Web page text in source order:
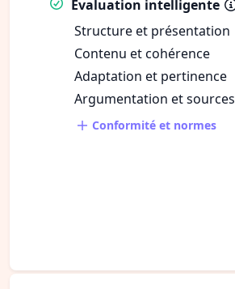
Évaluation intelligente
Structure et présentation
Contenu et cohérence
Adaptation et pertinence
Argumentation et sources
Conformité et normes